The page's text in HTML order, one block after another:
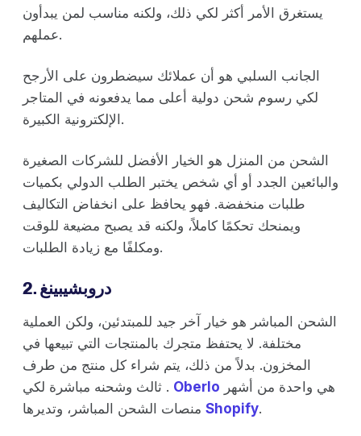
يستغرق الأمر أكثر لكي ذلك، ولكنه مناسب لمن يبدأون
عملهم.
الجانب السلبي هو أن عملائك سيضطرون على الأرجح
لكي رسوم شحن دولية أعلى مما يدفعونه في المتاجر
الإلكترونية الكبيرة.
الشحن من المنزل هو الخيار الأفضل للشركات الصغيرة
والبائعين الجدد أو أي شخص يختبر الطلب الدولي بكميات
طلبات منخفضة. فهو يحافظ على انخفاض التكاليف
ويمنحك تحكمًا كاملاً، ولكنه قد يصبح مضيعة للوقت
ومكلفًا مع زيادة الطلبات.
2. دروبشيبينغ
الشحن المباشر هو خيار آخر جيد للمبتدئين، ولكن العملية
مختلفة. لا يحتفظ متجرك بالمنتجات التي تبيعها في
المخزون. بدلاً من ذلك، يتم شراء كل منتج من طرف
ثالث وشحنه مباشرة لكي . Oberlo
Shopify.